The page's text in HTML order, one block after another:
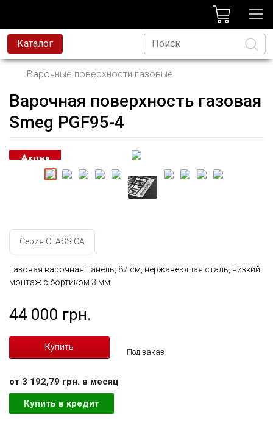
Каталог
Язык
Варочные поверхности газовые
Варочная поверхность газовая
Smeg PGF95-4
Серия CLASSICA
Газовая варочная панель, 87 см, нержавеющая сталь, низкий
монтаж с бортиком 3 мм.
44 000 грн.
Под заказ
от 3 192,79 грн. в месяц
Купить в кредит